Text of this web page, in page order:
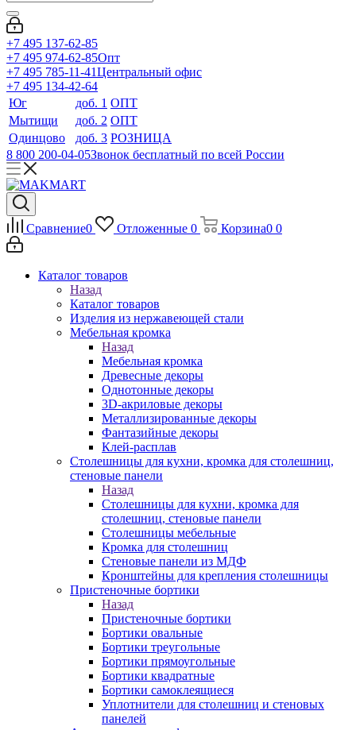
+7 495 137-62-85
+7 495 974-62-85Опт
+7 495 785-11-41Центральный офис
+7 495 134-42-64
Юг
доб. 1 ОПТ
Мытищи
доб. 2 ОПТ
Одинцово
доб. 3 РОЗНИЦА
8 800 200-04-05Звонок бесплатный по всей России
Сравнение0 Отложенные 0 Корзина0 0
Каталог товаров
Назад
Каталог товаров
Изделия из нержавеющей стали
Мебельная кромка
Назад
Мебельная кромка
Древесные декоры
Однотонные декоры
3D-акриловые декоры
Металлизированные декоры
Фантазийные декоры
Клей-расплав
Столешницы для кухни, кромка для столешниц,
стеновые панели
Назад
Столешницы для кухни, кромка для
столешниц, стеновые панели
Столешницы мебельные
Кромка для столешниц
Стеновые панели из МДФ
Кронштейны для крепления столешницы
Пристеночные бортики
Назад
Пристеночные бортики
Бортики овальные
Бортики треугольные
Бортики прямоугольные
Бортики квадратные
Бортики самоклеящиеся
Уплотнители для столешниц и стеновых
панелей